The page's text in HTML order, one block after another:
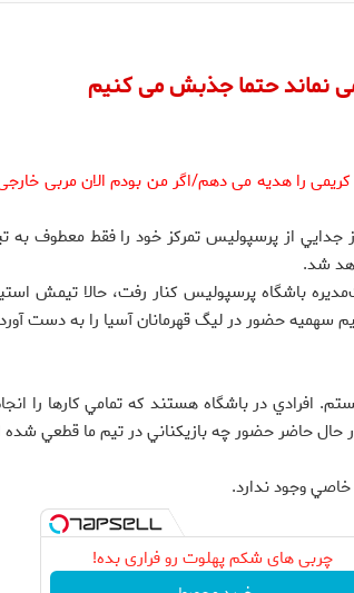
نماند حتما جذبش می کنیم
را هدیه می دهم/اگر من بودم الان مربی
از پرسپوليس تمركز خود را فقط معطوف به
شد.
باشگاه پرسپوليس كنار رفت، حالا تيمش
حضور در ليگ قهرمانان آسيا را به دست
افرادي در باشگاه هستند كه تمامي كارها را
حال حاضر حضور چه بازيكناني در تيم ما قطعي
وجود ندارد.
چربی های شکم پهلوت رو فراری بده!